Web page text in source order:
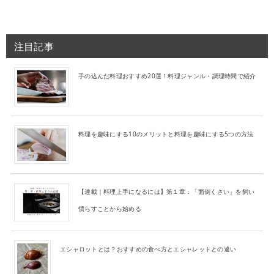
注目記事
手の込んだ料理おすすめ20選！料理ジャンル・調理時間で紹介
料理を趣味にする10のメリットと料理を趣味にする5つの方法
【連載｜料理上手になるには】第１章：「面倒くさい」を飼い
慣らすことから始める
エシャロットとは？おすすめの食べ方とエシャレットとの違い